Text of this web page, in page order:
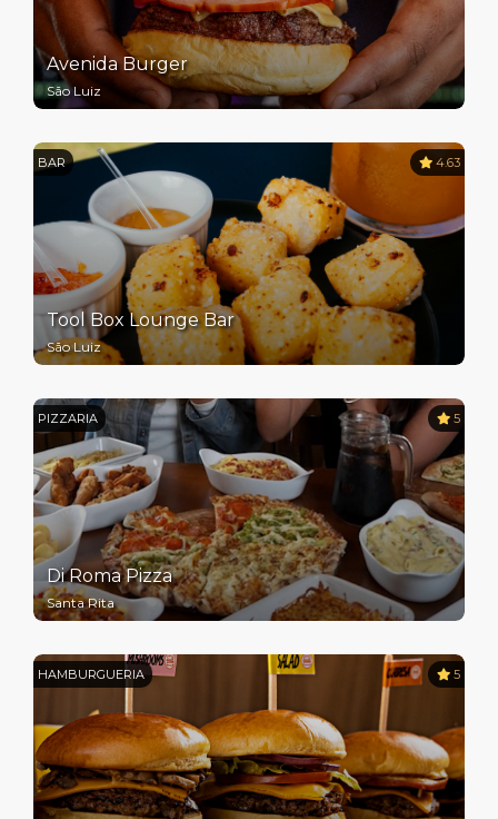
Avenida Burger
São Luiz
BAR 4.63
Tool Box Lounge Bar
São Luiz
PIZZARIA 5
Di Roma Pizza
Santa Rita
HAMBURGUERIA 5